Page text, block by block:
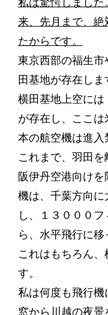
来、先月まで、
たからです。
東京西部の福生
田基地が存在しま
横田基地上空に
が存在し、ここ
本の航空機は進入
これまで、羽田
阪伊丹空港向け
機は、千葉方向
し、１３０００
ら、水平飛行に移
これはもちろん
す。
私は何度も飛行
窓から川越の夜景